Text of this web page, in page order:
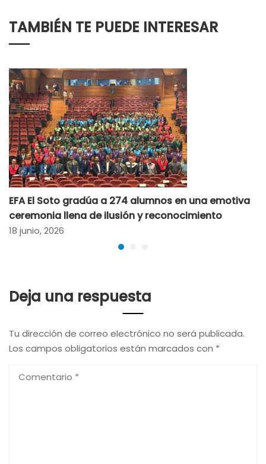
TAMBIÉN TE PUEDE INTERESAR
EFA El Soto gradúa a 274 alumnos en una emotiva
ceremonia llena de ilusión y reconocimiento
18 junio, 2026
Deja una respuesta
Tu dirección de correo electrónico no será publicada.
Los campos obligatorios están marcados con *